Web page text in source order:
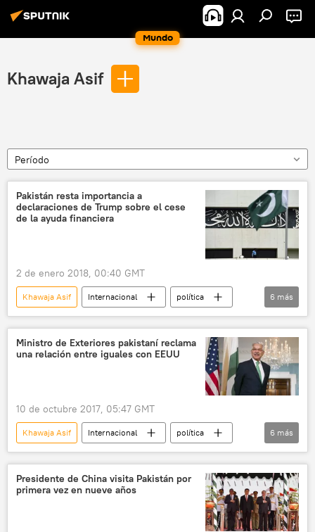
Mundo
Khawaja Asif
Período
Pakistán resta importancia a
declaraciones de Trump sobre el cese
de la ayuda financiera
2 de enero 2018, 00:40 GMT
Khawaja Asif Internacional
política
América del Norte
EEUU
Pakistán
Donald Trump
🌏 Asia noticias
6 más
Ministro de Exteriores pakistaní reclama
una relación entre iguales con EEUU
10 de octubre 2017, 05:47 GMT
Khawaja Asif Internacional
política
América del Norte
EEUU
Pakistán
Red Haqqani
🌏 Asia
6 más
Presidente de China visita Pakistán por
primera vez en nueve años